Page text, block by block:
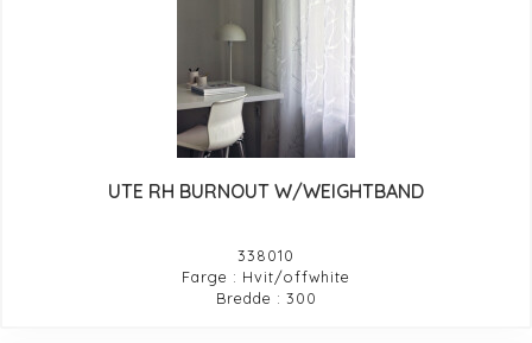
UTE RH BURNOUT W/WEIGHTBAND
338010
Farge : Hvit/offwhite
Bredde : 300